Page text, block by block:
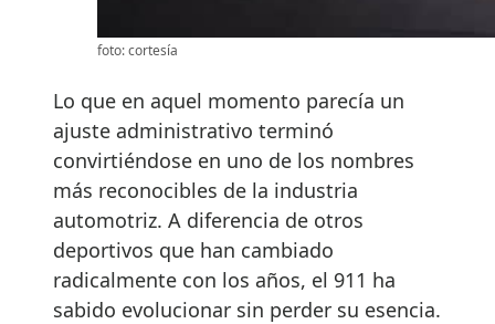
foto: cortesía
Lo que en aquel momento parecía un
ajuste administrativo terminó
convirtiéndose en uno de los nombres
más reconocibles de la industria
automotriz. A diferencia de otros
deportivos que han cambiado
radicalmente con los años, el 911 ha
sabido evolucionar sin perder su esencia.